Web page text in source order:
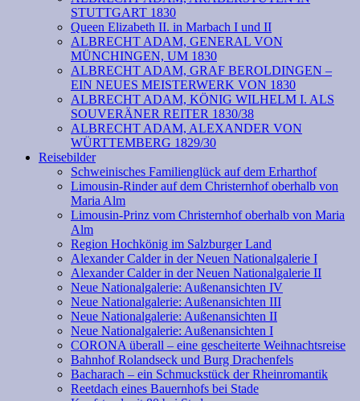
STUTTGART 1830
Queen Elizabeth II. in Marbach I und II
ALBRECHT ADAM, GENERAL VON
MÜNCHINGEN, UM 1830
ALBRECHT ADAM, GRAF BEROLDINGEN –
EIN NEUES MEISTERWERK VON 1830
ALBRECHT ADAM, KÖNIG WILHELM I. ALS
SOUVERÄNER REITER 1830/38
ALBRECHT ADAM, ALEXANDER VON
WÜRTTEMBERG 1829/30
Reisebilder
Schweinisches Familienglück auf dem Erharthof
Limousin-Rinder auf dem Christernhof oberhalb von
Maria Alm
Limousin-Prinz vom Christernhof oberhalb von Maria
Alm
Region Hochkönig im Salzburger Land
Alexander Calder in der Neuen Nationalgalerie I
Alexander Calder in der Neuen Nationalgalerie II
Neue Nationalgalerie: Außenansichten IV
Neue Nationalgalerie: Außenansichten III
Neue Nationalgalerie: Außenansichten II
Neue Nationalgalerie: Außenansichten I
CORONA überall – eine gescheiterte Weihnachtsreise
Bahnhof Rolandseck und Burg Drachenfels
Bacharach – ein Schmuckstück der Rheinromantik
Reetdach eines Bauernhofs bei Stade